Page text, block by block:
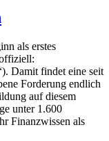
als erstes
Damit findet eine seit
Forderung endlich
auf diesem
unter 1.600
Finanzwissen als